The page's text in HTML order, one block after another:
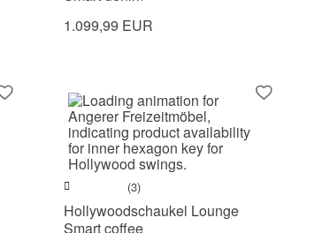
1.099,99 EUR
(3)
Hollywoodschaukel Lounge
Smart coffee